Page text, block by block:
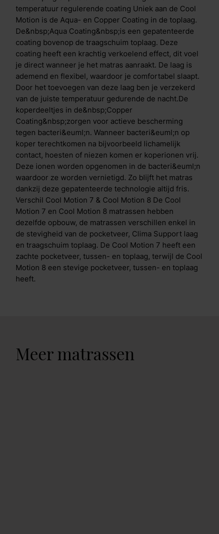
de stevigheid van de pocketveer, Clima Support laag
en traagschuim toplaag. De Cool Motion 7 heeft een
zachte pocketveer, tussen- en toplaag, terwijl de Cool
Motion 8 een stevige pocketveer, tussen- en toplaag
heeft.
temperatuur regulerende coating Uniek aan de Cool
Motion is de Aqua- en Copper Coating in de toplaag.
De&nbsp;Aqua Coating&nbsp;is een gepatenteerde
coating bovenop de traagschuim toplaag. Deze
coating heeft een krachtig verkoelend effect, dit voel
je direct wanneer je het matras aanraakt. De laag is
ademend en flexibel, waardoor je comfortabel slaapt.
Door het toevoegen van deze laag ben je verzekerd
van de juiste temperatuur gedurende de nacht.De
koperdeeltjes in de&nbsp;Copper
Coating&nbsp;zorgen voor actieve bescherming
tegen bacteri&euml;n. Wanneer bacteri&euml;n op
koper terechtkomen na bijvoorbeeld lichamelijk
contact, hoesten of niezen komen er koperionen vrij.
Deze ionen worden opgenomen in de bacteri&euml;n
waardoor ze worden vernietigd. Zo blijft het matras
dankzij deze gepatenteerde technologie altijd fris.
Verschil Cool Motion 7 & Cool Motion 8 De Cool
Motion 7 en Cool Motion 8 matrassen hebben
dezelfde opbouw, de matrassen verschillen enkel in
de stevigheid van de pocketveer, Clima Support laag
en traagschuim toplaag. De Cool Motion 7 heeft een
zachte pocketveer, tussen- en toplaag, terwijl de Cool
Motion 8 een stevige pocketveer, tussen- en toplaag
heeft.
Meer matrassen